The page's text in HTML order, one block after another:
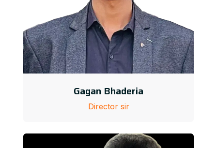
Gagan Bhaderia
Director sir